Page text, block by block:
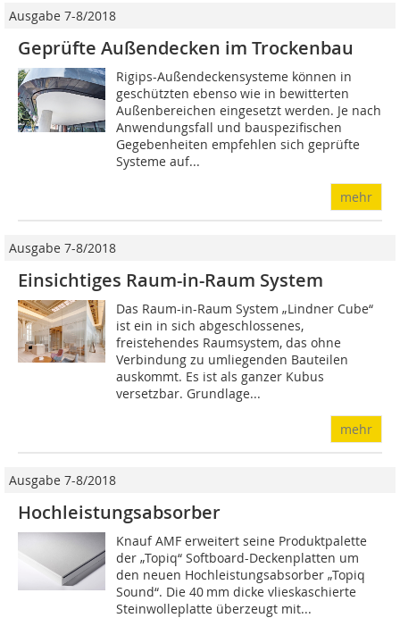
Ausgabe 7-8/2018
Geprüfte Außendecken im Trockenbau
Rigips-Außendeckensysteme können in
geschützten ebenso wie in bewitterten
Außenbereichen eingesetzt werden. Je nach
Anwendungsfall und bauspezifischen
Gegebenheiten empfehlen sich geprüfte
Systeme auf...
mehr
Ausgabe 7-8/2018
Einsichtiges Raum-in-Raum System
Das Raum-in-Raum System „Lindner Cube“
ist ein in sich abgeschlossenes,
freistehendes Raumsystem, das ohne
Verbindung zu umliegenden Bauteilen
auskommt. Es ist als ganzer Kubus
versetzbar. Grundlage...
mehr
Ausgabe 7-8/2018
Hochleistungsabsorber
Knauf AMF erweitert seine Produkt­palette
der „Topiq“ Softboard-Deckenplatten um
den neuen Hochleistungsabsorber „Topiq
Sound“. Die 40 mm dicke vlies­ka­schier­te
Steinwolleplatte überzeugt mit...